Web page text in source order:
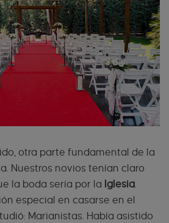
otra parte fundamental de la
Nuestros novios tenían claro
la boda sería por la Iglesia.
especial en casarse en el
Marianistas. Había asistido